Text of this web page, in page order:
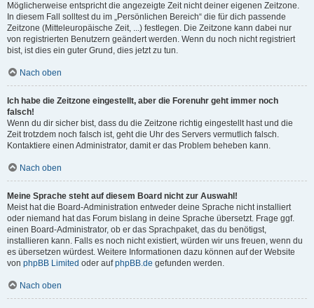
Möglicherweise entspricht die angezeigte Zeit nicht deiner eigenen Zeitzone.
In diesem Fall solltest du im „Persönlichen Bereich“ die für dich passende
Zeitzone (Mitteleuropäische Zeit, ...) festlegen. Die Zeitzone kann dabei nur
von registrierten Benutzern geändert werden. Wenn du noch nicht registriert
bist, ist dies ein guter Grund, dies jetzt zu tun.
Nach oben
Ich habe die Zeitzone eingestellt, aber die Forenuhr geht immer noch
falsch!
Wenn du dir sicher bist, dass du die Zeitzone richtig eingestellt hast und die
Zeit trotzdem noch falsch ist, geht die Uhr des Servers vermutlich falsch.
Kontaktiere einen Administrator, damit er das Problem beheben kann.
Nach oben
Meine Sprache steht auf diesem Board nicht zur Auswahl!
Meist hat die Board-Administration entweder deine Sprache nicht installiert
oder niemand hat das Forum bislang in deine Sprache übersetzt. Frage ggf.
einen Board-Administrator, ob er das Sprachpaket, das du benötigst,
installieren kann. Falls es noch nicht existiert, würden wir uns freuen, wenn du
es übersetzen würdest. Weitere Informationen dazu können auf der Website
von phpBB Limited oder aufphpBB.de gefunden werden.
Nach oben